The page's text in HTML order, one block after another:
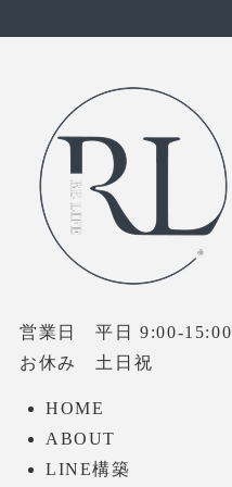
営業日 平日 9:00-15:00
お休み 土日祝
HOME
ABOUT
LINE構築